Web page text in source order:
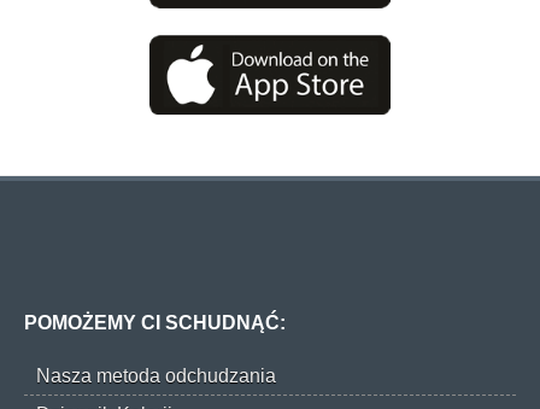
POMOŻEMY CI SCHUDNĄĆ:
Nasza metoda odchudzania